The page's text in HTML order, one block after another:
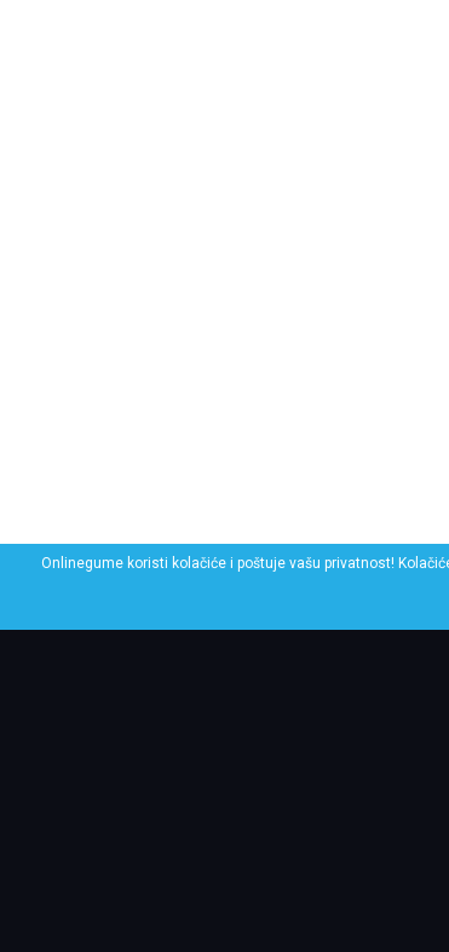
Onlinegume koristi kolačiće i poštuje vašu privatnost!